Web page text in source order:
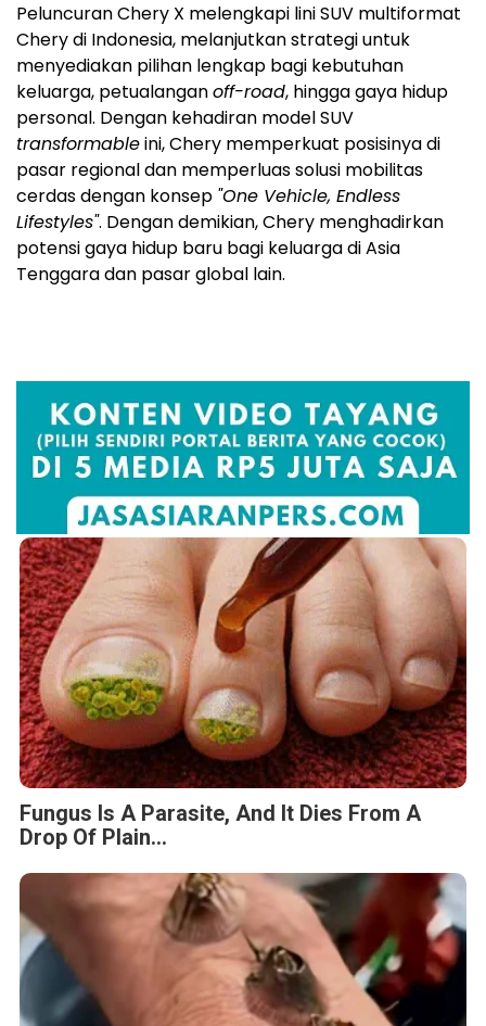
Peluncuran Chery X melengkapi lini SUV multiformat
Chery di Indonesia, melanjutkan strategi untuk
menyediakan pilihan lengkap bagi kebutuhan
keluarga, petualanganoff-road, hingga gaya hidup
personal. Dengan kehadiran model SUV
transformableini, Chery memperkuat posisinya di
pasar regional dan memperluas solusi mobilitas
cerdas dengan konsep "One Vehicle, Endless
Lifestyles". Dengan demikian, Chery menghadirkan
potensi gaya hidup baru bagi keluarga diAsia
Tenggaradan pasar global lain.
Fungus Is A Parasite, And It Dies From A
Drop Of Plain...